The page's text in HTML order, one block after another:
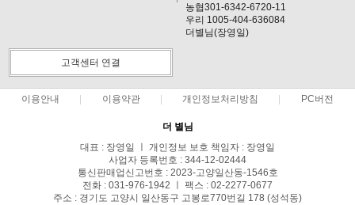
농협301-6342-6720-11
우리 1005-404-636084
더별님(장영일)
고객센터 연결
이용안내 이용약관 개인정보처리방침 PC버전
더 별님
대표 : 장영일 ㅣ 개인정보 보호 책임자 : 장영일
사업자 등록번호 : 344-12-02444
통신판매업신고번호 : 2023-고양일산동-1546호
전화 : 031-976-1942 ㅣ 팩스 : 02-2277-0677
주소 : 경기도 고양시 일산동구 고봉로770번길 178 (성석동)